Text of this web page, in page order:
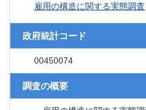
雇用の構造に関する実態調査
政府統計コード
00450074
調査の概要